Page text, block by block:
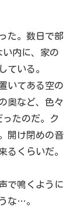
た。数日で部
い内に、家の
ている。
いてある空の
奥など、色々
たのだ。ク
開け閉めの音
るくらいだ。
で鳴くように
な…。